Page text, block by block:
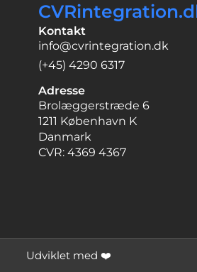
Kontakt
info@cvrintegration.dk
(+45) 4290 6317
Adresse
Brolæggerstræde 6
1211 København K
Danmark
CVR: 4369 4367
Udviklet med ❤️